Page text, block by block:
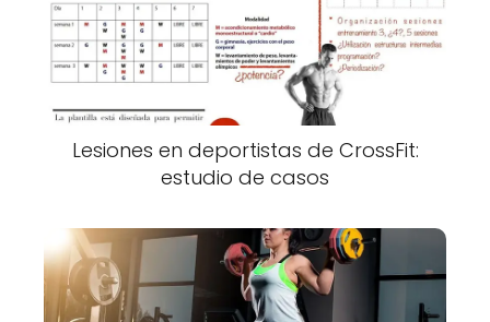
Lesiones en deportistas de CrossFit:
estudio de casos